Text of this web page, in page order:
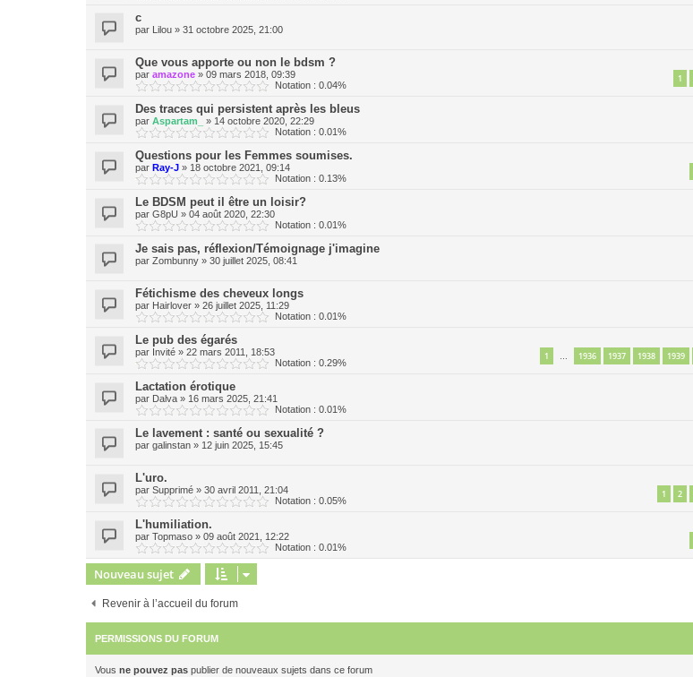
c
par Lilou » 31 octobre 2025, 21:00
Que vous apporte ou non le bdsm ?
par amazone » 09 mars 2018, 09:39 1
Notation : 0.04%
Des traces qui persistent après les bleus
par Aspartam_ » 14 octobre 2020, 22:29
Notation : 0.01%
Questions pour les Femmes soumises.
par Ray-J » 18 octobre 2021, 09:14
Notation : 0.13%
Le BDSM peut il être un loisir?
par G8pU » 04 août 2020, 22:30
Notation : 0.01%
Je sais pas, réflexion/Témoignage j'imagine
par Zombunny » 30 juillet 2025, 08:41
Fétichisme des cheveux longs
par Hairlover » 26 juillet 2025, 11:29
Notation : 0.01%
Le pub des égarés
par Invité » 22 mars 2011, 18:53 1 … 1936 1937 1938 1939
Notation : 0.29%
Lactation érotique
par Dalva » 16 mars 2025, 21:41
Notation : 0.01%
Le lavement : santé ou sexualité ?
par galinstan » 12 juin 2025, 15:45
L'uro.
par Supprimé » 30 avril 2011, 21:04 1 2
Notation : 0.05%
L'humiliation.
par Topmaso » 09 août 2021, 12:22
Notation : 0.01%
Nouveau sujet
Revenir à l’accueil du forum
PERMISSIONS DU FORUM
Vous ne pouvez pas publier de nouveaux sujets dans ce forum